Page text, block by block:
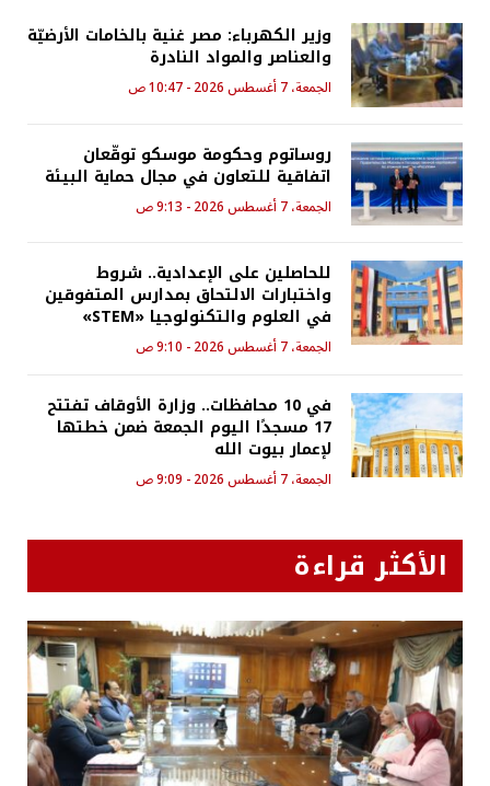
وزير الكهرباء: مصر غنية بالخامات الأرضيّة
والعناصر والمواد النادرة
الجمعة، 7 أغسطس 2026 - 10:47 ص
روساتوم وحكومة موسكو توقّعان
اتفاقية للتعاون في مجال حماية البيئة
الجمعة، 7 أغسطس 2026 - 9:13 ص
للحاصلين على الإعدادية.. شروط
واختبارات الالتحاق بمدارس المتفوقين
في العلوم والتكنولوجيا «STEM»
الجمعة، 7 أغسطس 2026 - 9:10 ص
في 10 محافظات.. وزارة الأوقاف تفتتح
17 مسجدًا اليوم الجمعة ضمن خطتها
لإعمار بيوت الله
الجمعة، 7 أغسطس 2026 - 9:09 ص
الأكثر قراءة